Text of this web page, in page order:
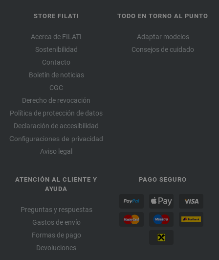
STORE FILATI
Acerca de FILATI
Sostenibilidad
Contacto
Boletín de noticias
CGC
Derecho de revocación
Política de protección de datos
Declaración de accesibilidad
Configuraciones de privacidad
Aviso legal
TODO EN TORNO AL PUNTO
Adaptar modelos
Consejos de cuidado
ATENCIÓN AL CLIENTE Y
AYUDA
Preguntas y respuestas
Gastos de envío
Formas de pago
Devoluciones
PAGO SEGURO